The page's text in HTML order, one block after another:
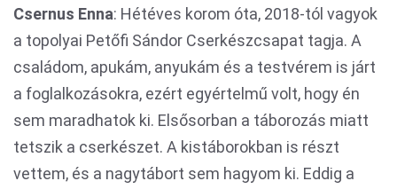
Csernus Enna: Hétéves korom óta, 2018-tól vagyok
a topolyai Petőfi Sándor Cserkészcsapat tagja. A
családom, apukám, anyukám és a testvérem is járt
a foglalkozásokra, ezért egyértelmű volt, hogy én
sem maradhatok ki. Elsősorban a táborozás miatt
tetszik a cserkészet. A kistáborokban is részt
vettem, és a nagytábort sem hagyom ki. Eddig a